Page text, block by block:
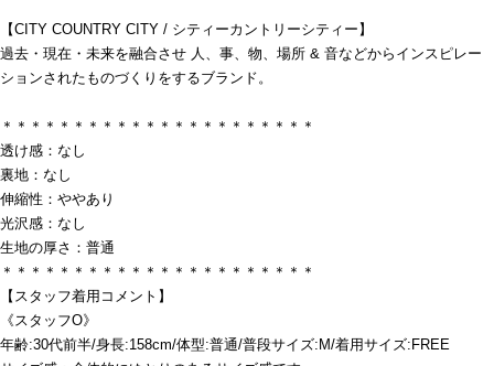
【CITY COUNTRY CITY / シティーカントリーシティー】
過去・現在・未来を融合させ 人、事、物、場所 & 音などからインスピレー
ションされたものづくりをするブランド。
＊＊＊＊＊＊＊＊＊＊＊＊＊＊＊＊＊＊＊＊＊＊
透け感：なし
裏地：なし
伸縮性：ややあり
光沢感：なし
生地の厚さ：普通
＊＊＊＊＊＊＊＊＊＊＊＊＊＊＊＊＊＊＊＊＊＊
【スタッフ着用コメント】
《スタッフO》
年齢:30代前半/身長:158cm/体型:普通/普段サイズ:M/着用サイズ:FREE